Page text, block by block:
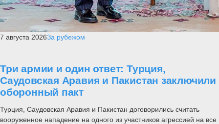
7 августа 2026За рубежом
Три армии и один ответ: Турция,
Саудовская Аравия и Пакистан заключили
оборонный пакт
Турция, Саудовская Аравия и Пакистан договорились считать
вооруженное нападение на одного из участников агрессией на все